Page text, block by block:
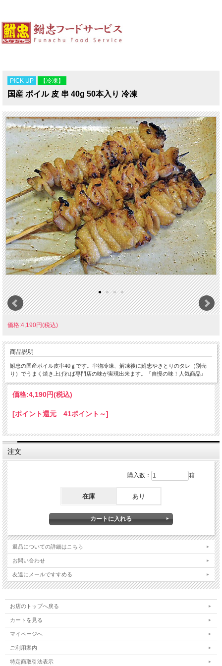
PICK UP 【冷凍】
国産 ボイル 皮 串 40g 50本入り 冷凍
価格:4,190円(税込)
商品説明
鮒忠の国産ボイル皮串40ｇです。串物冷凍、解凍後に鮒忠やきとりのタレ（別売
り）でうまく焼き上げれば専門店の味が実現出来ます。『自慢の味！人気商品』
価格:4,190円(税込)
[ポイント還元 41ポイント～]
注文
購入数： 箱
在庫 あり
返品についての詳細はこちら
お問い合わせ
友達にメールですすめる
お店のトップへ戻る
カートを見る
マイページへ
ご利用案内
特定商取引法表示